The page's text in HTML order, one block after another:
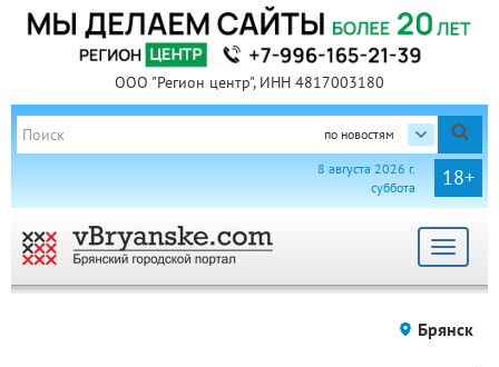
ООО "Регион центр", ИНН 4817003180
по новостям
18+
8 августа 2026 г.
суббота
Toggle
Брянск